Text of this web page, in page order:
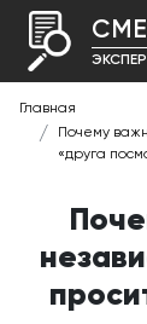
Главная
Почему
«друга